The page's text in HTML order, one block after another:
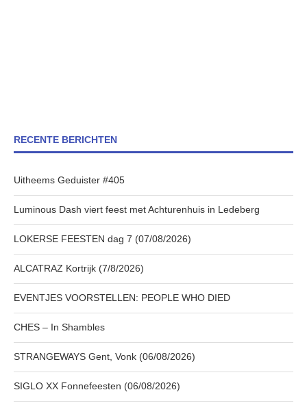
RECENTE BERICHTEN
Uitheems Geduister #405
Luminous Dash viert feest met Achturenhuis in Ledeberg
LOKERSE FEESTEN dag 7 (07/08/2026)
ALCATRAZ Kortrijk (7/8/2026)
EVENTJES VOORSTELLEN: PEOPLE WHO DIED
CHES – In Shambles
STRANGEWAYS Gent, Vonk (06/08/2026)
SIGLO XX Fonnefeesten (06/08/2026)